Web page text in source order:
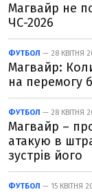
Магвайр не
ЧС-2026
ФУТБОЛ — 28 КВІТНЯ
Магвайр:
на перемогу
ФУТБОЛ — 28 КВІТНЯ
Магвайр –
атакую в
зустрів його
ФУТБОЛ — 15 КВІТНЯ